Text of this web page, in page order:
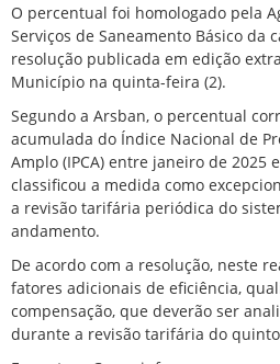
O percentual foi homologado pela
Serviços de Saneamento Básico da
resolução publicada em edição
Município na quinta-feira (2).
Segundo a Arsban, o percentual
acumulada do Índice Nacional de
Amplo (IPCA) entre janeiro de 2025
classificou a medida como
a revisão tarifária periódica do
andamento.
De acordo com a resolução, neste
fatores adicionais de eficiência,
compensação, que deverão ser
durante a revisão tarifária do